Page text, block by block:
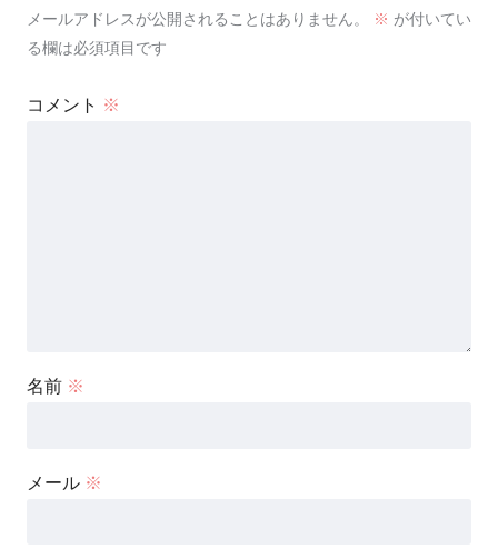
メールアドレスが公開されることはありません。 ※ が付いてい
る欄は必須項目です
コメント ※
名前 ※
メール ※